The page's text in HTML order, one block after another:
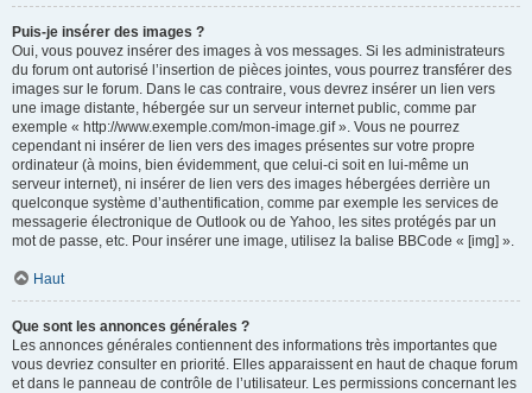
Puis-je insérer des images ?
Oui, vous pouvez insérer des images à vos messages. Si les administrateurs
du forum ont autorisé l’insertion de pièces jointes, vous pourrez transférer des
images sur le forum. Dans le cas contraire, vous devrez insérer un lien vers
une image distante, hébergée sur un serveur internet public, comme par
exemple « http://www.exemple.com/mon-image.gif ». Vous ne pourrez
cependant ni insérer de lien vers des images présentes sur votre propre
ordinateur (à moins, bien évidemment, que celui-ci soit en lui-même un
serveur internet), ni insérer de lien vers des images hébergées derrière un
quelconque système d’authentification, comme par exemple les services de
messagerie électronique de Outlook ou de Yahoo, les sites protégés par un
mot de passe, etc. Pour insérer une image, utilisez la balise BBCode « [img] ».
Haut
Que sont les annonces générales ?
Les annonces générales contiennent des informations très importantes que
vous devriez consulter en priorité. Elles apparaissent en haut de chaque forum
et dans le panneau de contrôle de l’utilisateur. Les permissions concernant les